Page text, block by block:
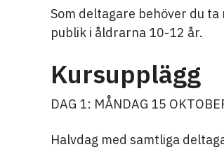
Som deltagare behöver du
publik i åldrarna 10-12 år.
Kursupplägg
DAG 1: MÅNDAG 15
Halvdag med samtliga